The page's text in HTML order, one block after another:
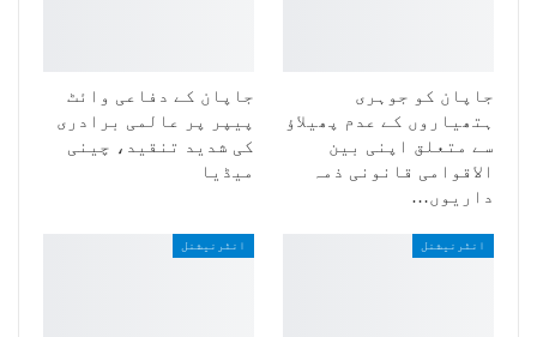
جاپان کو جوہری
ہتھیاروں کے عدم پھیلاؤ
سے متعلق اپنی بین
الاقوامی قانونی ذمہ
داریوں…
جاپان کے دفاعی وائٹ
پیپر پر عالمی برادری
کی شدید تنقید، چینی
میڈیا
انٹرنیشنل انٹرنیشنل